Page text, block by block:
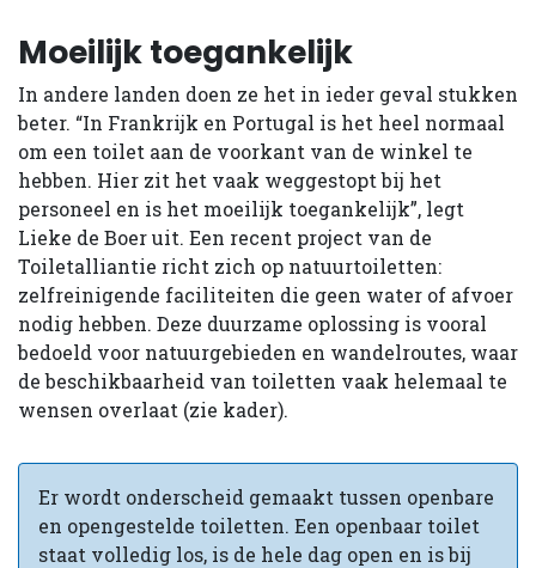
Moeilijk toegankelijk
In andere landen doen ze het in ieder geval stukken
beter. “In Frankrijk en Portugal is het heel normaal
om een toilet aan de voorkant van de winkel te
hebben. Hier zit het vaak weggestopt bij het
personeel en is het moeilijk toegankelijk”, legt
Lieke de Boer uit. Een recent project van de
Toiletalliantie richt zich op natuurtoiletten:
zelfreinigende faciliteiten die geen water of afvoer
nodig hebben. Deze duurzame oplossing is vooral
bedoeld voor natuurgebieden en wandelroutes, waar
de beschikbaarheid van toiletten vaak helemaal te
wensen overlaat (zie kader).
Er wordt onderscheid gemaakt tussen openbare
en opengestelde toiletten. Een openbaar toilet
staat volledig los, is de hele dag open en is bij